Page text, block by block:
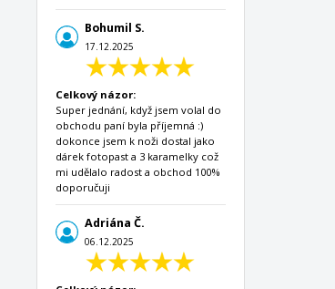
Bohumil S.
17.12.2025
Celkový názor:
Super jednání, když jsem volal do
obchodu paní byla příjemná :)
dokonce jsem k noži dostal jako
dárek fotopast a 3 karamelky což
mi udělalo radost a obchod 100%
doporučuji
Adriána Č.
06.12.2025